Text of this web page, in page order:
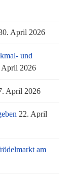
April 2026
und
April 2026
April 2026
22. April
am